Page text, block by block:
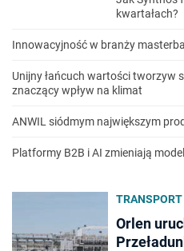
kwartałach?
Innowacyjność w branży
Unijny łańcuch wartości tworzyw
znaczący wpływ na klimat
ANWIL siódmym największym
Platformy B2B i AI zmieniają
Orlen